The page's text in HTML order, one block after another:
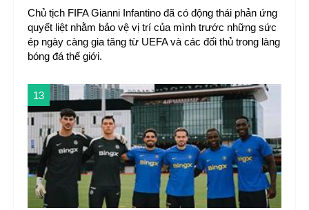
Chủ tịch FIFA Gianni Infantino đã có động thái phản ứng
quyết liệt nhằm bảo vệ vị trí của mình trước những sức
ép ngày càng gia tăng từ UEFA và các đối thủ trong làng
bóng đá thế giới.
13